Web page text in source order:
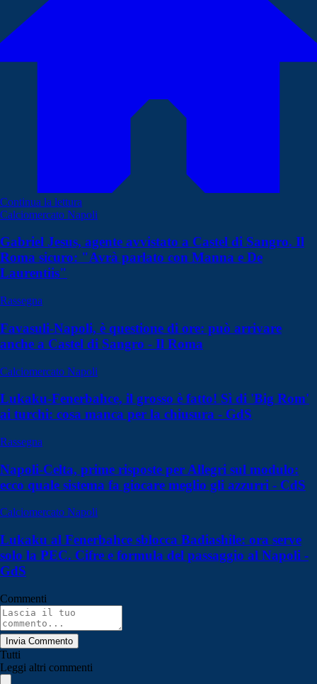
Continua la lettura
Calciomercato Napoli
Gabriel Jesus, agente avvistato a Castel di Sangro. Il
Roma sicuro: "Avrà parlato con Manna e De
Laurentiis"
Rassegna
Favasuli-Napoli, è questione di ore: può arrivare
anche a Castel di Sangro - Il Roma
Calciomercato Napoli
Lukaku-Fenerbahce, il grosso è fatto! Sì di 'Big Rom'
ai turchi: cosa manca per la chiusura - GdS
Rassegna
Napoli-Celta, prime risposte per Allegri sul modulo:
ecco quale sistema fa giocare meglio gli azzurri - CdS
Calciomercato Napoli
Lukaku al Fenerbahce sblocca Badiashile: ora serve
solo la PEC. Cifre e formula del passaggio al Napoli -
GdS
Commenti
Invia Commento
Tutti
Leggi altri commenti